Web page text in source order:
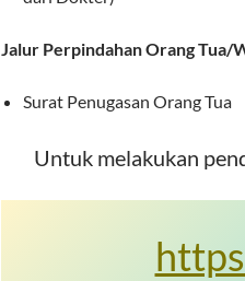
Jalur Perpindahan Orang Tua/
Surat Penugasan Orang Tua
Untuk melakukan